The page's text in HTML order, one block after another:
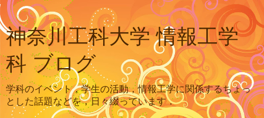
神奈川工科大学 情報工学
科 ブログ
学科のイベント，学生の活動，情報工学に関係するちょっ
とした話題などを，日々綴っています．